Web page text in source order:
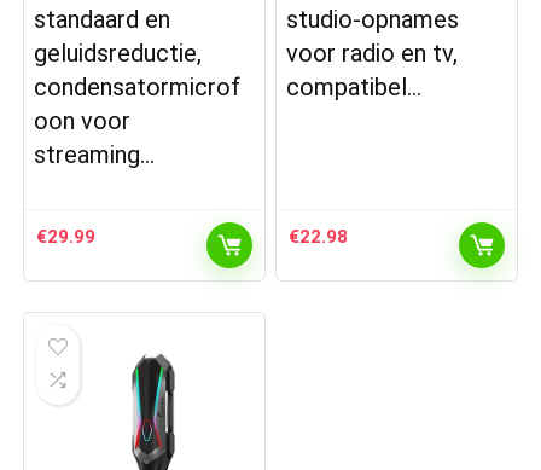
standaard en
geluidsreductie,
condensatormicrof
oon voor
streaming…
€29.99
studio-opnames
voor radio en tv,
compatibel…
€22.98